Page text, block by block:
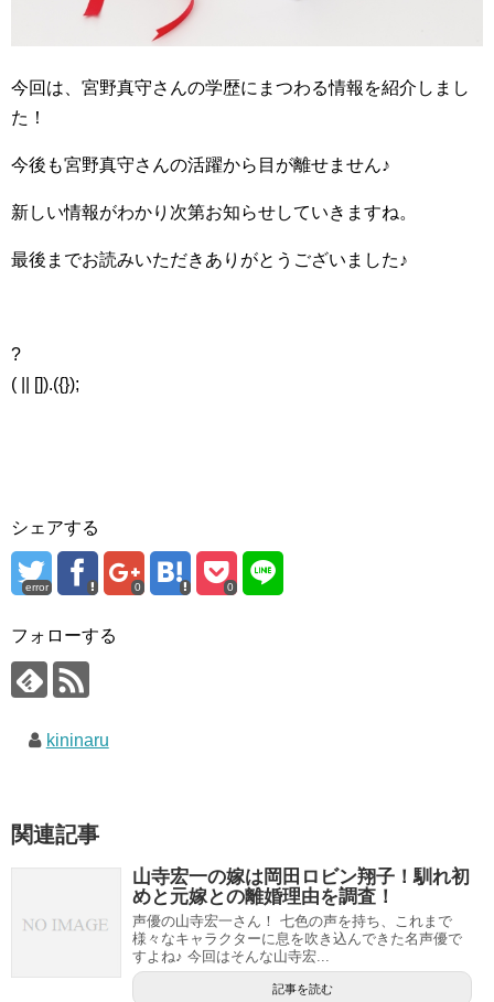
今回は、宮野真守さんの学歴にまつわる情報を紹介しまし
た！
今後も宮野真守さんの活躍から目が離せません♪
新しい情報がわかり次第お知らせしていきますね。
最後までお読みいただきありがとうございました♪
?
( || []).({});
シェアする
error 0 0
フォローする
kininaru
関連記事
山寺宏一の嫁は岡田ロビン翔子！馴れ初
めと元嫁との離婚理由を調査！
声優の山寺宏一さん！ 七色の声を持ち、これまで
様々なキャラクターに息を吹き込んできた名声優で
すよね♪ 今回はそんな山寺宏...
記事を読む